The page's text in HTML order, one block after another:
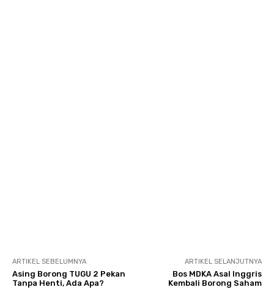
ARTIKEL SEBELUMNYA
Asing Borong TUGU 2 Pekan
Tanpa Henti, Ada Apa?
ARTIKEL SELANJUTNYA
Bos MDKA Asal Inggris
Kembali Borong Saham